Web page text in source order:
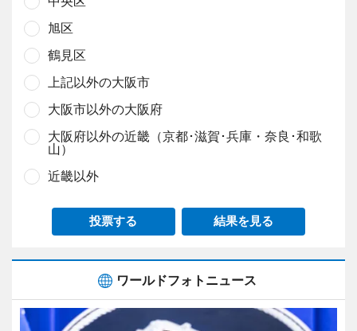
旭区
鶴見区
上記以外の大阪市
大阪市以外の大阪府
大阪府以外の近畿（京都･滋賀･兵庫・奈良･和歌
山）
近畿以外
投票する 結果を見る
ワールドフォトニュース